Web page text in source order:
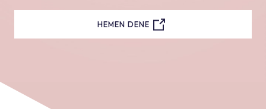
HEMEN DENE